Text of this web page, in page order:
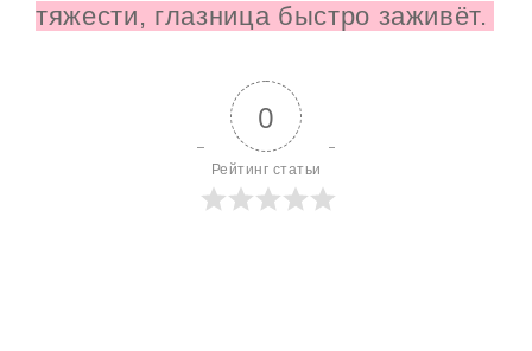
тяжести, глазница быстро заживёт.
0
Рейтинг статьи